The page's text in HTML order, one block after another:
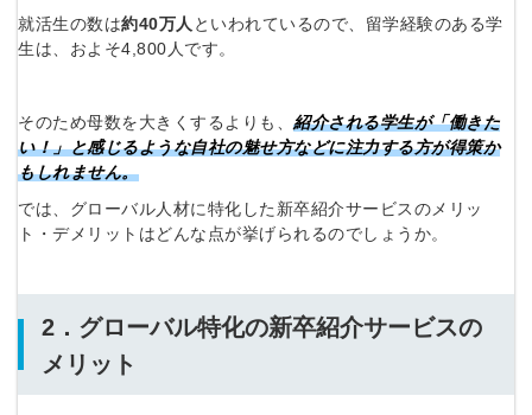
就活生の数は約40万人 といわれているので、留学経験のある学
生は、およそ4,800人です。
そのため母数を大きくするよりも、 紹介される学生が「働きた
い！」と感じるような自社の魅せ方などに注力する方が得策か
もしれません。
では、グローバル人材に特化した新卒紹介サービスのメリッ
ト・デメリットはどんな点が挙げられるのでしょうか。
2．グローバル特化の新卒紹介サービスの
メリット